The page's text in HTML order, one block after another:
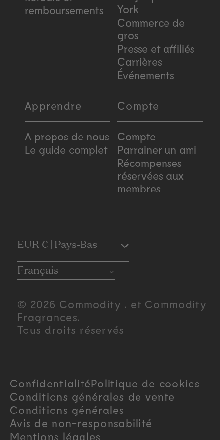
remboursements
York
Commerce de
gros
Presse et affiliés
Carrières
Événements
Apprendre
A propos de nous
Le guide complet
Compte
Compte
Parrainer un ami
Récompenses
réservées aux
membres
C
o
u
n
y
/
EUR € | Pays-Bas
Français
© 2026 Commodity . et Commodity
Fragrances.
Tous droits réservés
ConfidentialitéPolitique de cookies
Conditions générales de vente
Conditions générales
Avis de non-responsabilité
Mentions légales